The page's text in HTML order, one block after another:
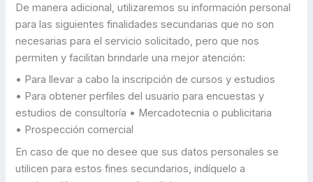
De manera adicional, utilizaremos su información personal
para las siguientes finalidades secundarias que no son
necesarias para el servicio solicitado, pero que nos
permiten y facilitan brindarle una mejor atención:
• Para llevar a cabo la inscripción de cursos y estudios
• Para obtener perfiles del usuario para encuestas y
estudios de consultoría • Mercadotecnia o publicitaria
• Prospección comercial
En caso de que no desee que sus datos personales se
utilicen para estos fines secundarios, indíquelo a